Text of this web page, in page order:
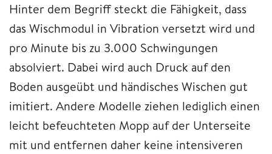
Hinter dem Begriff steckt die Fähigkeit, dass
das Wischmodul in Vibration versetzt wird und
pro Minute bis zu 3.000 Schwingungen
absolviert. Dabei wird auch Druck auf den
Boden ausgeübt und händisches Wischen gut
imitiert. Andere Modelle ziehen lediglich einen
leicht befeuchteten Mopp auf der Unterseite
mit und entfernen daher keine intensiveren